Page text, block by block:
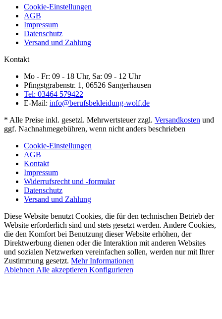
Cookie-Einstellungen
AGB
Impressum
Datenschutz
Versand und Zahlung
Kontakt
Mo - Fr: 09 - 18 Uhr, Sa: 09 - 12 Uhr
Pfingstgrabenstr. 1, 06526 Sangerhausen
Tel: 03464 579422
E-Mail: info@berufsbekleidung-wolf.de
* Alle Preise inkl. gesetzl. Mehrwertsteuer zzgl. Versandkosten und
ggf. Nachnahmegebühren, wenn nicht anders beschrieben
Cookie-Einstellungen
AGB
Kontakt
Impressum
Widerrufsrecht und -formular
Datenschutz
Versand und Zahlung
Diese Website benutzt Cookies, die für den technischen Betrieb der
Website erforderlich sind und stets gesetzt werden. Andere Cookies,
die den Komfort bei Benutzung dieser Website erhöhen, der
Direktwerbung dienen oder die Interaktion mit anderen Websites
und sozialen Netzwerken vereinfachen sollen, werden nur mit Ihrer
Zustimmung gesetzt. Mehr Informationen
AblehnenAlle akzeptieren Konfigurieren